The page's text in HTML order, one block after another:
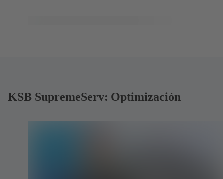
KSB SupremeServ: Optimización